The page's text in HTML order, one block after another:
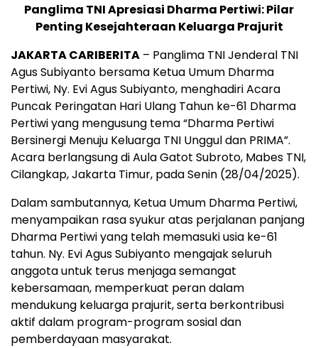
Panglima TNI Apresiasi Dharma Pertiwi: Pilar
Penting Kesejahteraan Keluarga Prajurit
JAKARTA CARIBERITA – Panglima TNI Jenderal TNI
Agus Subiyanto bersama Ketua Umum Dharma
Pertiwi, Ny. Evi Agus Subiyanto, menghadiri Acara
Puncak Peringatan Hari Ulang Tahun ke-61 Dharma
Pertiwi yang mengusung tema “Dharma Pertiwi
Bersinergi Menuju Keluarga TNI Unggul dan PRIMA”.
Acara berlangsung di Aula Gatot Subroto, Mabes TNI,
Cilangkap, Jakarta Timur, pada Senin (28/04/2025).
Dalam sambutannya, Ketua Umum Dharma Pertiwi,
menyampaikan rasa syukur atas perjalanan panjang
Dharma Pertiwi yang telah memasuki usia ke-61
tahun. Ny. Evi Agus Subiyanto mengajak seluruh
anggota untuk terus menjaga semangat
kebersamaan, memperkuat peran dalam
mendukung keluarga prajurit, serta berkontribusi
aktif dalam program-program sosial dan
pemberdayaan masyarakat.